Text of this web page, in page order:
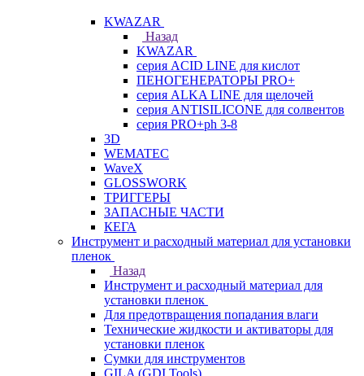
KWAZAR
Назад
KWAZAR
серия ACID LINE для кислот
ПЕНОГЕНЕРАТОРЫ PRO+
серия ALKA LINE для щелочей
серия ANTISILICONE для солвентов
серия PRO+ph 3-8
3D
WEMATEC
WaveX
GLOSSWORK
ТРИГГЕРЫ
ЗАПАСНЫЕ ЧАСТИ
КЕГА
Инструмент и расходный материал для установки
пленок
Назад
Инструмент и расходный материал для
установки пленок
Для предотвращения попадания влаги
Технические жидкости и активаторы для
установки пленок
Сумки для инструментов
GILA (GDI Tools)